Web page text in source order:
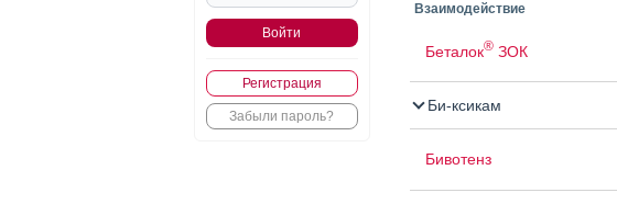
Регистрация
Забыли пароль?
Взаимодействие
Беталок®ЗОК
Би-ксикам
Бивотенз